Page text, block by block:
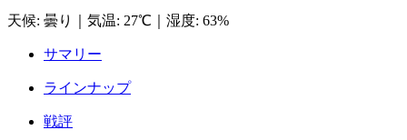
天候: 曇り 気温: 27℃ 湿度: 63%
サマリー
ラインナップ
戦評